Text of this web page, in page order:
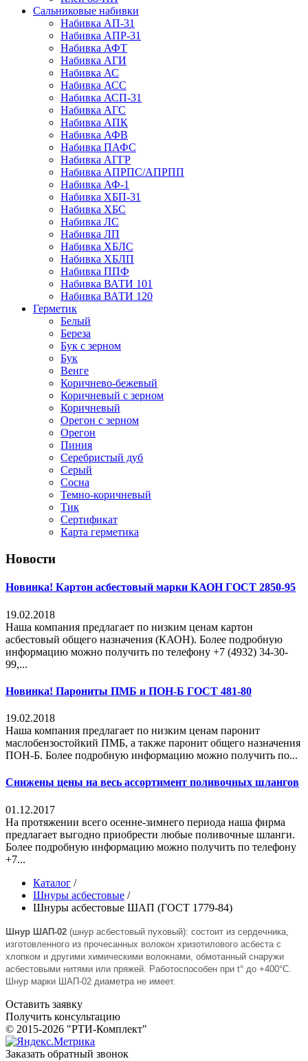
Сальниковые набивки
Набивка АП-31
Набивка АПР-31
Набивка АФТ
Набивка АГИ
Набивка АС
Набивка АСС
Набивка АСП-31
Набивка АГС
Набивка АПК
Набивка АФВ
Набивка ПАФС
Набивка АГГР
Набивка АПРПС/АПРПП
Набивка АФ-1
Набивка ХБП-31
Набивка ХБС
Набивка ЛС
Набивка ЛП
Набивка ХБЛС
Набивка ХБЛП
Набивка ППФ
Набивка ВАТИ 101
Набивка ВАТИ 120
Герметик
Белый
Береза
Бук с зерном
Бук
Венге
Коричнево-бежевый
Коричневый с зерном
Коричневый
Орегон с зерном
Орегон
Пиния
Серебристый дуб
Серый
Сосна
Темно-коричневый
Тик
Сертификат
Карта герметика
Новости
Новинка! Картон асбестовый марки КАОН ГОСТ 2850-95
19.02.2018
Наша компания предлагает по низким ценам картон
асбестовый общего назначения (КАОН). Более подробную
информацию можно получить по телефону +7 (4932) 34-30-
99,...
Новинка! Парониты ПМБ и ПОН-Б ГОСТ 481-80
19.02.2018
Наша компания предлагает по низким ценам паронит
маслобензостойкий ПМБ, а также паронит общего назначения
ПОН-Б. Более подробную информацию можно получить по...
Снижены цены на весь ассортимент поливочных шлангов
01.12.2017
На протяжении всего осенне-зимнего периода наша фирма
предлагает выгодно приобрести любые поливочные шланги.
Более подробную информацию можно получить по телефону
+7...
Каталог /
Шнуры асбестовые /
Шнуры асбестовые ШАП (ГОСТ 1779-84)
Шнур ШАП-02 (шнур асбестовый пуховый): состоит из сердечника,
изготовленного из прочесанных волокон хризотилового асбеста с
хлопком и другими химическими волокнами, обмотанный снаружи
асбестовыми нитями или пряжей. Работоспособен при t° до +400°C.
Шнур марки ШАП-02 диаметра не имеет.
Оставить заявку
Получить консультацию
© 2015-2026 "РТИ-Комплект"
Заказать обратный звонок